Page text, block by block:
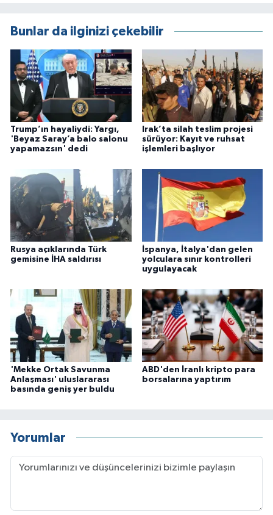
Bunlar da ilginizi çekebilir
Trump’ın hayaliydi: Yargı,
'Beyaz Saray’a balo salonu
yapamazsın' dedi
Irak’ta silah teslim projesi
sürüyor: Kayıt ve ruhsat
işlemleri başlıyor
Rusya açıklarında Türk
gemisine İHA saldırısı
İspanya, İtalya'dan gelen
yolculara sınır kontrolleri
uygulayacak
'Mekke Ortak Savunma
Anlaşması' uluslararası
basında geniş yer buldu
ABD'den İranlı kripto para
borsalarına yaptırım
Yorumlar